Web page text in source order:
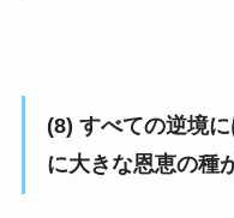
(8) すべての逆境
に大きな恩恵の種